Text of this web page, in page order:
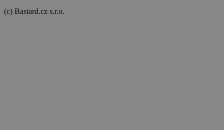
(c) Bastard.cz s.r.o.